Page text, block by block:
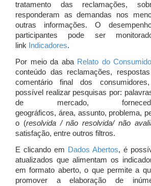
tratamento das reclamações,
responderam as demandas nos
outras informações. O
participantes pode ser
link Indicadores.
Por meio da aba Relato do
conteúdo das reclamações,
comentário final dos
possível realizar pesquisas por:
de mercado,
geográficos, área, assunto, problema,
o (resolvida / não resolvida/ não
satisfação, entre outros filtros.
E clicando em Dados Abertos, é
atualizados que alimentam os
em formato aberto, o que permite a
promover a elaboração de